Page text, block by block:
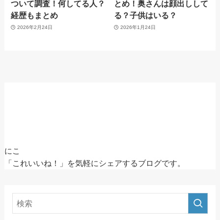
ついて調査！何してる人？
経歴もまとめ
2026年2月24日
とめ！奥さんは顔出しして
る？子供はいる？
2026年1月24日
にこ
「これいいね！」を気軽にシェアするブログです。